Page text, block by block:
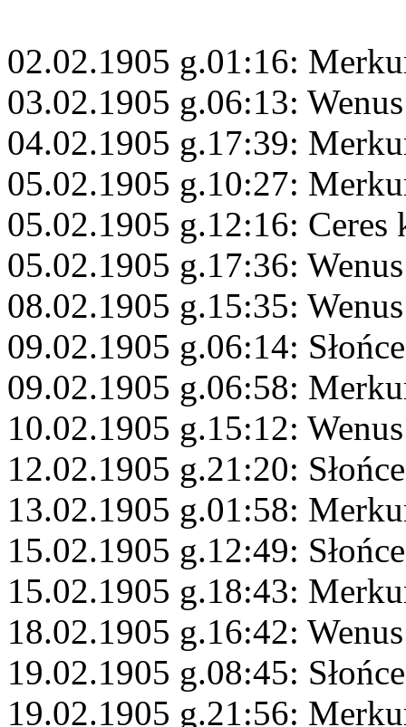
02.02.1905 g.01:16:
03.02.1905 g.06:13:
04.02.1905 g.17:39:
05.02.1905 g.10:27:
05.02.1905 g.12:16:
05.02.1905 g.17:36:
08.02.1905 g.15:35:
09.02.1905 g.06:14:
09.02.1905 g.06:58:
10.02.1905 g.15:12:
12.02.1905 g.21:20:
13.02.1905 g.01:58:
15.02.1905 g.12:49:
15.02.1905 g.18:43:
18.02.1905 g.16:42:
19.02.1905 g.08:45:
19.02.1905 g.21:56: